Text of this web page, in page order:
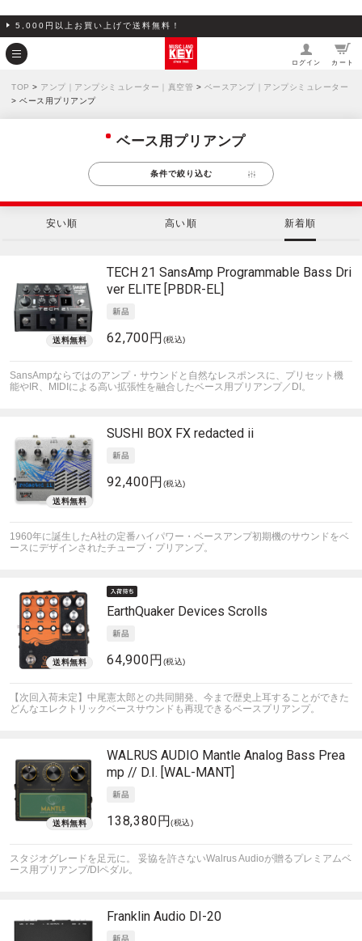
5,000円以上お買い上げで送料無料！
ログイン カート
TOP > アンプ｜アンプシミュレーター｜真空管 > ベースアンプ｜アンプシミュレーター
> ベース用プリアンプ
ベース用プリアンプ
条件で絞り込む
安い順 高い順 新着順
TECH 21 SansAmp Programmable Bass Dri
ver ELITE [PBDR-EL]
62,700円 (税込)
SansAmpならではのアンプ・サウンドと自然なレスポンスに、プリセット機
能やIR、MIDIによる高い拡張性を融合したベース用プリアンプ／DI。
SUSHI BOX FX redacted ii
92,400円 (税込)
1960年に誕生したA社の定番ハイパワー・ベースアンプ初期機のサウンドをベ
ースにデザインされたチューブ・プリアンプ。
EarthQuaker Devices Scrolls
64,900円 (税込)
【次回入荷未定】中尾憲太郎との共同開発、今まで歴史上耳することができた
どんなエレクトリックベースサウンドも再現できるベースプリアンプ。
WALRUS AUDIO Mantle Analog Bass Prea
mp // D.I. [WAL-MANT]
138,380円(税込)
スタジオグレードを足元に。 妥協を許さないWalrus Audioが贈るプレミアムベ
ース用プリアンプ/DIペダル。
Franklin Audio DI-20